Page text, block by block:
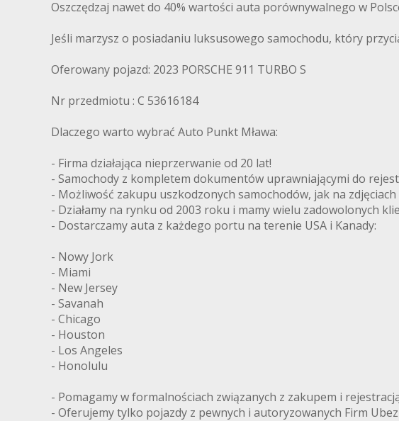
Oszczędzaj nawet do 40% wartości auta porównywalnego w
Jeśli marzysz o posiadaniu luksusowego samochodu, który
Oferowany pojazd: 2023 PORSCHE 911 TURBO S
Nr przedmiotu : C 53616184
Dlaczego warto wybrać Auto Punkt Mława:
- Firma działająca nieprzerwanie od 20 lat!
- Samochody z kompletem dokumentów uprawniającymi do
- Możliwość zakupu uszkodzonych samochodów, jak na zdjęciach
- Działamy na rynku od 2003 roku i mamy wielu zadowolonych
- Dostarczamy auta z każdego portu na terenie USA i Kanady:
- Nowy Jork
- Miami
- New Jersey
- Savanah
- Chicago
- Houston
- Los Angeles
- Honolulu
- Pomagamy w formalnościach związanych z zakupem i
- Oferujemy tylko pojazdy z pewnych i autoryzowanych Firm